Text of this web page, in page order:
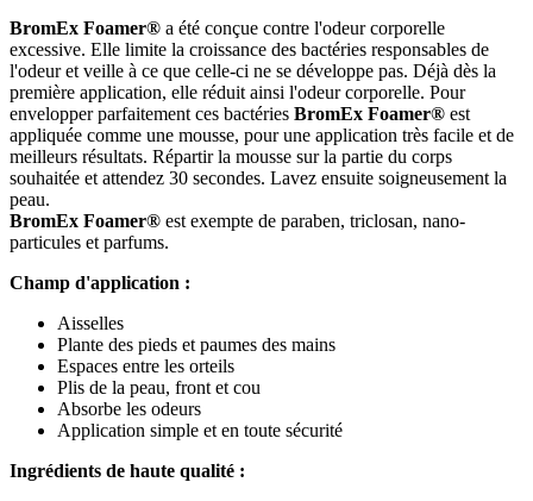
BromEx Foamer® a été conçue contre l'odeur corporelle
excessive. Elle limite la croissance des bactéries responsables de
l'odeur et veille à ce que celle-ci ne se développe pas. Déjà dès la
première application, elle réduit ainsi l'odeur corporelle. Pour
envelopper parfaitement ces bactéries BromEx Foamer® est
appliquée comme une mousse, pour une application très facile et de
meilleurs résultats. Répartir la mousse sur la partie du corps
souhaitée et attendez 30 secondes. Lavez ensuite soigneusement la
peau.
BromEx Foamer® est exempte de paraben, triclosan, nano-
particules et parfums.
Champ d'application :
Aisselles
Plante des pieds et paumes des mains
Espaces entre les orteils
Plis de la peau, front et cou
Absorbe les odeurs
Application simple et en toute sécurité
Ingrédients de haute qualité :